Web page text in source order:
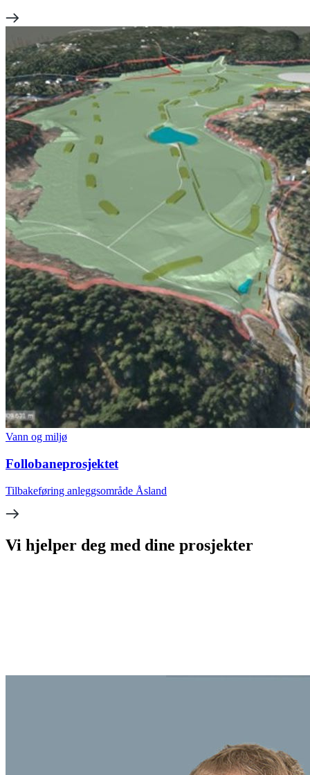
Vann og miljø
Follobaneprosjektet
Tilbakeføring anleggsområde Åsland
Vi hjelper deg med dine prosjekter